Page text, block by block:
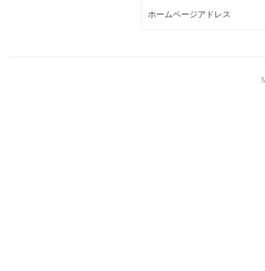
ホームページアドレス